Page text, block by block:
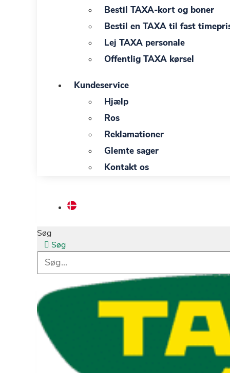
Bestil TAXA-kort og boner
Bestil en TAXA til fast
Lej TAXA personale
Offentlig TAXA kørsel
Kundeservice
Hjælp
Ros
Reklamationer
Glemte sager
Kontakt os
Søg
Søg